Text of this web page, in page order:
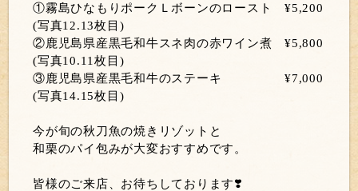
①霧島ひなもりポークＬボーンのロースト ¥5,200
(写真12.13枚目)
②鹿児島県産黒毛和牛スネ肉の赤ワイン煮 ¥5,800
(写真10.11枚目)
③鹿児島県産黒毛和牛のステーキ ¥7,000
(写真14.15枚目)
今が旬の秋刀魚の焼きリゾットと
和栗のパイ包みが大変おすすめです。
皆様のご来店、お待ちしております❣️